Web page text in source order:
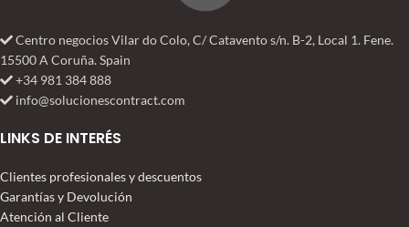
Centro negocios Vilar do Colo, C/ Catavento s/n. B-2, Local 1. Fene.
15500 A Coruña. Spain
+34 981 384 888
info@solucionescontract.com
LINKS DE INTERÉS
Clientes profesionales y descuentos
Garantías y Devolución
Atención al Cliente